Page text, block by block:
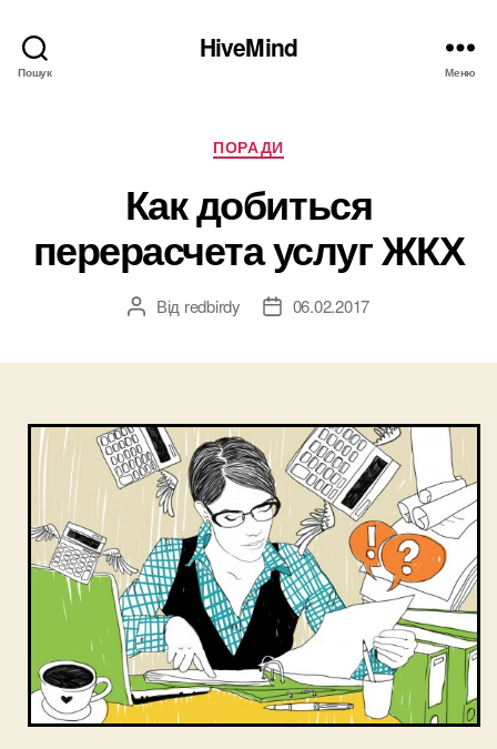
Пошук
HiveMind
Меню
Категорії
ПОРАДИ
Как добиться
перерасчета услуг ЖКХ
Автор
Від redbirdy
Дата06.02.2017